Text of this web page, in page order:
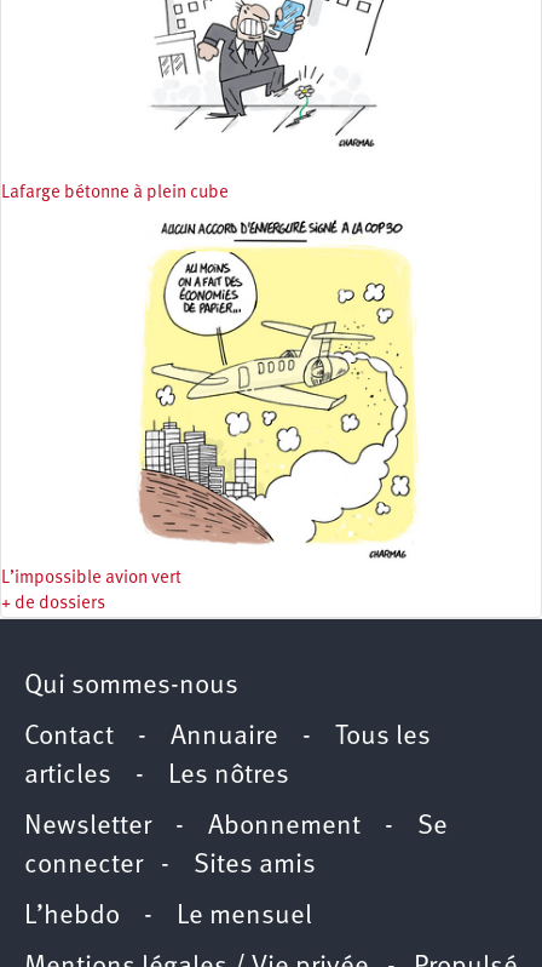
Lafarge bétonne à plein cube
L’impossible avion vert
+ de dossiers
Qui sommes-nous
Contact - Annuaire -
Tous les
articles - Les nôtres
Newsletter- Abonnement - Se
connecter- Sites amis
L’hebdo - Le mensuel